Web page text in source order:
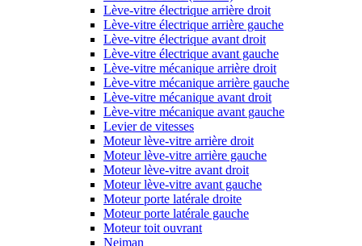
Lève-vitre électrique arrière droit
Lève-vitre électrique arrière gauche
Lève-vitre électrique avant droit
Lève-vitre électrique avant gauche
Lève-vitre mécanique arrière droit
Lève-vitre mécanique arrière gauche
Lève-vitre mécanique avant droit
Lève-vitre mécanique avant gauche
Levier de vitesses
Moteur lève-vitre arrière droit
Moteur lève-vitre arrière gauche
Moteur lève-vitre avant droit
Moteur lève-vitre avant gauche
Moteur porte latérale droite
Moteur porte latérale gauche
Moteur toit ouvrant
Neiman